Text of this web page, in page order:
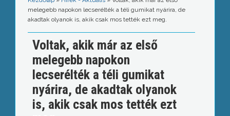
melegebb napokon lecserélték a téli gumikat nyárira, de
akadtak olyanok is, akik csak mos tették ezt meg.
Voltak, akik már az első
melegebb napokon
lecserélték a téli gumikat
nyárira, de akadtak olyanok
is, akik csak mos tették ezt